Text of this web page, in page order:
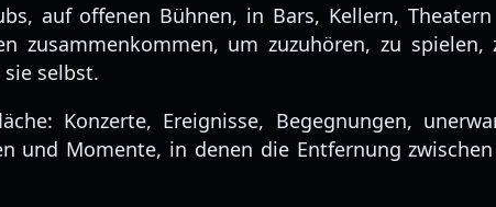
auf offenen Bühnen, in Bars, Kellern,
zusammenkommen, um zuzuhören, zu spielen,
selbst.
Konzerte, Ereignisse, Begegnungen,
und Momente, in denen die Entfernung